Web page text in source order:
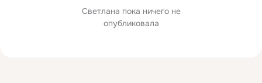
Светлана пока ничего не
опубликовала